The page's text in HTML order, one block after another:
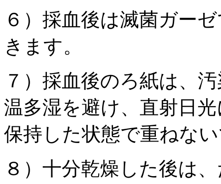
６）採血後は滅菌ガー
きます。
７）採血後のろ紙は、
温多湿を避け、直射日
保持した状態で重ねな
８）十分乾燥した後は